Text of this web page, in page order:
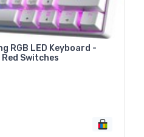
RGB LED Keyboard -
Switches